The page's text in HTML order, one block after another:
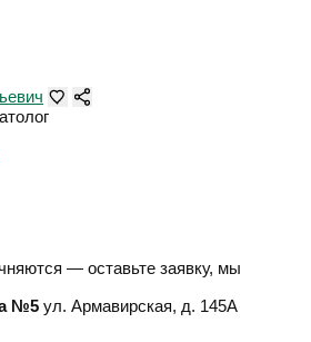
— оставьте заявку, мы
№5 ул. Армавирская, д. 145А